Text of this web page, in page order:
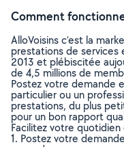
Comment
AlloVoisins c’est la
prestations de
2013 et plébiscitée
de 4,5 millions de
Postez votre demande
particulier ou un
prestations, du plus
pour un bon rapport
Facilitez votre
1. Postez votre